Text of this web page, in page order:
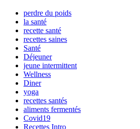
perdre du poids
la santé
recette santé
recettes saines
Santé
Déjeuner
jeune intermittent
Wellness
Diner
yoga
recettes santés
aliments fermentés
Covid19
Recettes Intro